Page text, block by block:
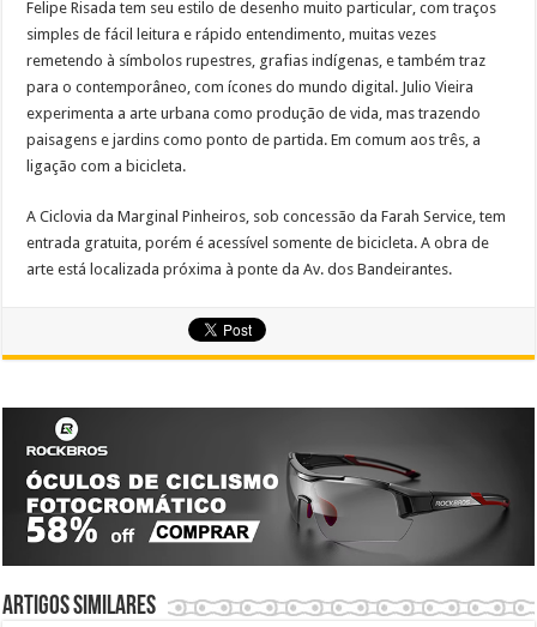
Felipe Risada tem seu estilo de desenho muito particular, com traços
simples de fácil leitura e rápido entendimento, muitas vezes
remetendo à símbolos rupestres, grafias indígenas, e também traz
para o contemporâneo, com ícones do mundo digital. Julio Vieira
experimenta a arte urbana como produção de vida, mas trazendo
paisagens e jardins como ponto de partida. Em comum aos três, a
ligação com a bicicleta.
A Ciclovia da Marginal Pinheiros, sob concessão da Farah Service, tem
entrada gratuita, porém é acessível somente de bicicleta. A obra de
arte está localizada próxima à ponte da Av. dos Bandeirantes.
Artigos similares